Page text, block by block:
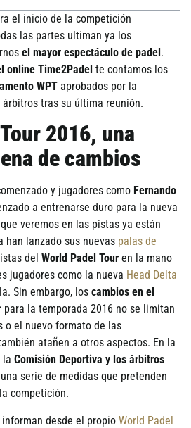
el inicio de la competición
las partes ultiman ya los
el mayor espectáculo de padel.
online Time2Padel te contamos los
WPT aprobados por la
tras su última reunión.
2016, una
de cambios
y jugadores como Fernando
a entrenarse duro para la nueva
veremos en las pistas ya están
han lanzado sus nuevas palas de
del World Padel Tour en la mano
jugadores como la nueva Head Delta
Sin embargo, los cambios en el
para la temporada 2016 no se limitan
o el nuevo formato de las
atañen a otros aspectos. En la
la Comisión Deportiva y los árbitros
serie de medidas que pretenden
competición.
desde el propio World Padel